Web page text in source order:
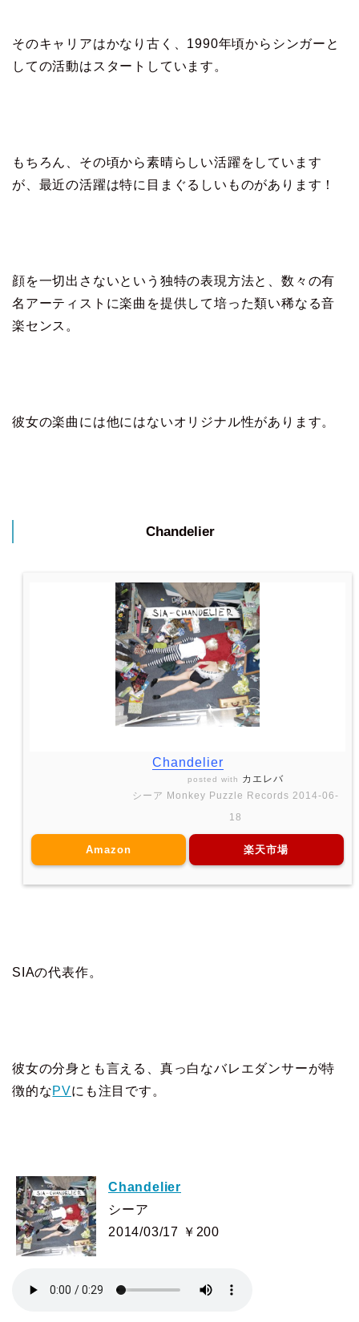
そのキャリアはかなり古く、1990年頃からシンガーと
しての活動はスタートしています。
もちろん、その頃から素晴らしい活躍をしています
が、最近の活躍は特に目まぐるしいものがあります！
顔を一切出さないという独特の表現方法と、数々の有
名アーティストに楽曲を提供して培った類い稀なる音
楽センス。
彼女の楽曲には他にはないオリジナル性があります。
Chandelier
Chandelier
posted with カエレバ
シーア Monkey Puzzle Records 2014-06-
18
Amazon 楽天市場
SIAの代表作。
彼女の分身とも言える、真っ白なバレエダンサーが特
徴的なPVにも注目です。
Chandelier
シーア
2014/03/17 ￥200